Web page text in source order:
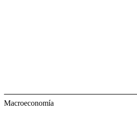
Macroeconomía